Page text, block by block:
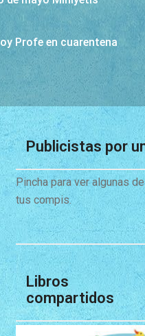
Profe en cuarentena
Publicistas por
Pincha para ver algunas
tus compis.
Libros
compartidos